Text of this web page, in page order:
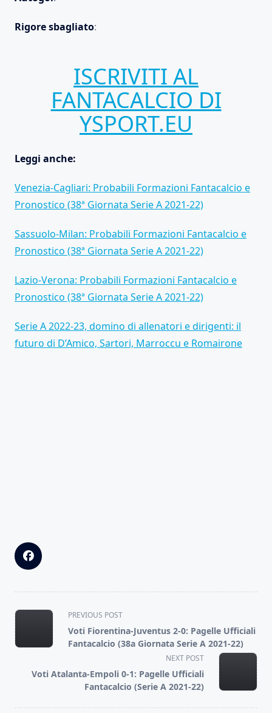
Rigore sbagliato:
ISCRIVITI AL
FANTACALCIO DI
YSPORT.EU
Leggi anche:
Venezia-Cagliari: Probabili Formazioni Fantacalcio e
Pronostico (38ª Giornata Serie A 2021-22)
Sassuolo-Milan: Probabili Formazioni Fantacalcio e
Pronostico (38ª Giornata Serie A 2021-22)
Lazio-Verona: Probabili Formazioni Fantacalcio e
Pronostico (38ª Giornata Serie A 2021-22)
Serie A 2022-23, domino di allenatori e dirigenti: il
futuro di D’Amico, Sartori, Marroccu e Romairone
<span
class="nav-
subtitle
reader-
text">Page</span>
PREVIOUS POST
Voti Fiorentina-Juventus 2-0: Pagelle Ufficiali
Fantacalcio (38a Giornata Serie A 2021-22)
NEXT POST
Voti Atalanta-Empoli 0-1: Pagelle Ufficiali
Fantacalcio (Serie A 2021-22)